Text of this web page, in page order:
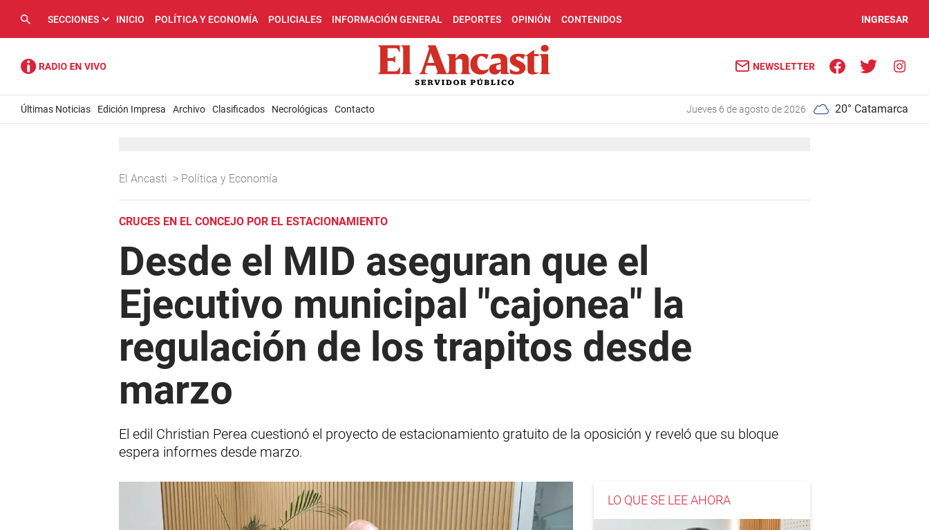
SECCIONES INICIO POLÍTICA Y ECONOMÍA POLICIALES INFORMACIÓN GENERAL DEPORTES OPINIÓN CONTENIDOS INGRESAR
NEWSLETTER
Últimas Noticias Edición Impresa Archivo Clasificados Necrológicas Contacto jueves 6 de agosto de 2026 20° Catamarca
El Ancasti > Política y Economía
CRUCES EN EL CONCEJO POR EL ESTACIONAMIENTO
Desde el MID aseguran que el
Ejecutivo municipal "cajonea" la
regulación de los trapitos desde
marzo
El edil Christian Perea cuestionó el proyecto de estacionamiento gratuito de la oposición y reveló que su bloque
espera informes desde marzo.
LO QUE SE LEE AHORA